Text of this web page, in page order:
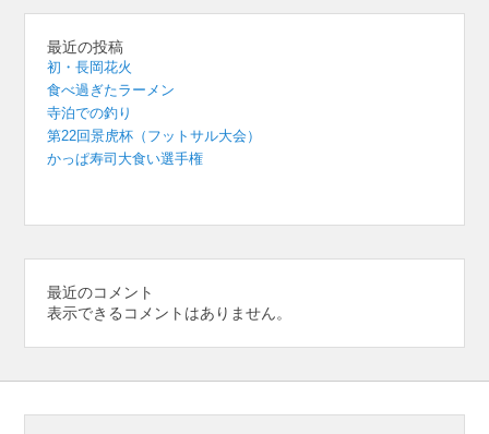
最近の投稿
初・長岡花火
食べ過ぎたラーメン
寺泊での釣り
第22回景虎杯（フットサル大会）
かっぱ寿司大食い選手権
最近のコメント
表示できるコメントはありません。